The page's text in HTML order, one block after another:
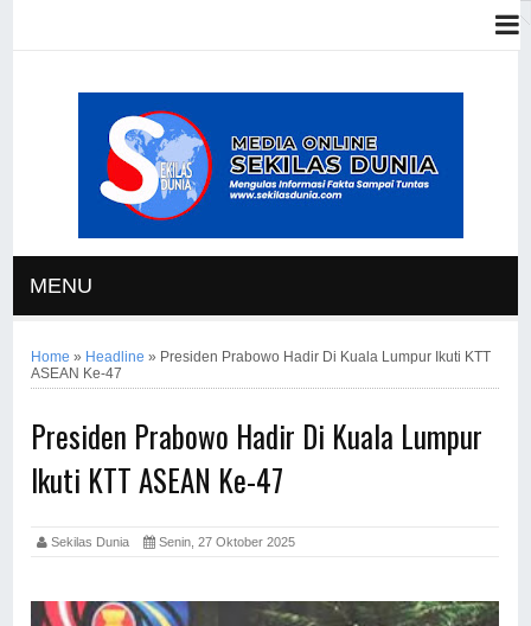
MENU
Home » Headline » Presiden Prabowo Hadir Di Kuala Lumpur Ikuti KTT
ASEAN Ke-47
Presiden Prabowo Hadir Di Kuala Lumpur
Ikuti KTT ASEAN Ke-47
Sekilas Dunia Senin, 27 Oktober 2025